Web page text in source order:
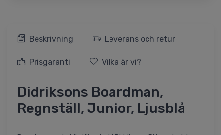
Beskrivning Leverans och retur
Prisgaranti Vilka är vi?
Didriksons Boardman,
Regnställ, Junior, Ljusblå